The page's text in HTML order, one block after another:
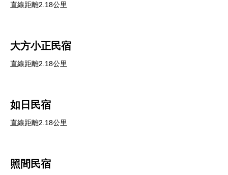
直線距離2.18公里
大方小正民宿
直線距離2.18公里
如日民宿
直線距離2.18公里
照間民宿